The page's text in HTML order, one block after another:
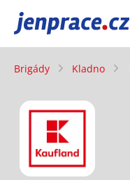
JenPráce.cz
Brigády Kladno